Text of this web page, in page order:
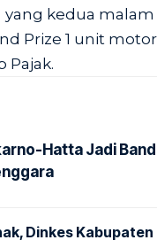
kedua malam
Prize 1 unit
Pajak.
Hatta Jadi
Dinkes